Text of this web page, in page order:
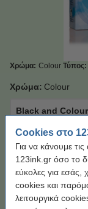
Cookies στο
Για να κάνουμε
123ink.gr όσο το
εύκολες για εσάς,
cookies και
λειτουργικά
Χρώμα: Colour Τύπος:
Χρώμα: Colour
Black and Colour
Χωρητικότητα: XL
Standard XL
Κάνε κλικ για να
30,5%
σε